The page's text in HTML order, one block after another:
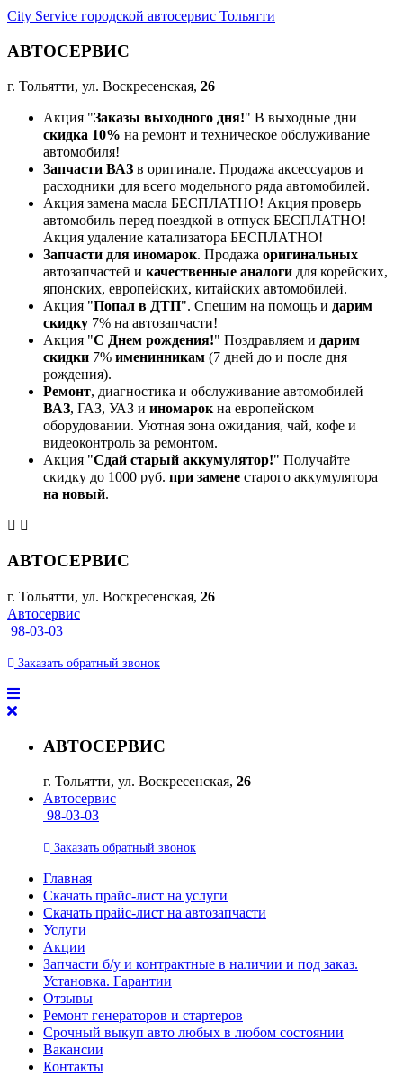
City Service городской автосервис Тольятти
АВТОСЕРВИС
г. Тольятти, ул. Воскресенская, 26
Акция "Заказы выходного дня!" В выходные дни
скидка 10% на ремонт и техническое обслуживание
автомобиля!
Запчасти ВАЗ в оригинале. Продажа аксессуаров и
расходники для всего модельного ряда автомобилей.
Акция замена масла БЕСПЛАТНО! Акция проверь
автомобиль перед поездкой в отпуск БЕСПЛАТНО!
Акция удаление катализатора БЕСПЛАТНО!
Запчасти для иномарок. Продажа оригинальных
автозапчастей и качественные аналоги для корейских,
японских, европейских, китайских автомобилей.
Акция "Попал в ДТП". Спешим на помощь и дарим
скидку 7% на автозапчасти!
Акция "С Днем рождения!" Поздравляем и дарим
скидки 7% именинникам (7 дней до и после дня
рождения).
Ремонт, диагностика и обслуживание автомобилей
ВАЗ, ГАЗ, УАЗ и иномарокна европейском
оборудовании. Уютная зона ожидания, чай, кофе и
видеоконтроль за ремонтом.
Акция "Сдай старый аккумулятор!" Получайте
скидку до 1000 руб. при замене старого аккумулятора
на новый.
АВТОСЕРВИС
г. Тольятти, ул. Воскресенская, 26
Автосервис
98-03-03
Заказать обратный звонок
АВТОСЕРВИС
г. Тольятти, ул. Воскресенская, 26
Автосервис
98-03-03
Заказать обратный звонок
Главная
Скачать прайс-лист на услуги
Скачать прайс-лист на автозапчасти
Услуги
Акции
Запчасти б/у и контрактные в наличии и под заказ.
Установка. Гарантии
Отзывы
Ремонт генераторов и стартеров
Cрочный выкуп авто любых в любом состоянии
Вакансии
Контакты